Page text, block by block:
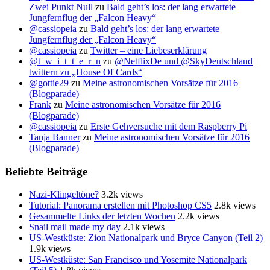
Zwei Punkt Null zu Bald geht’s los: der lang erwartete
Jungfernflug der „Falcon Heavy“
@cassiopeia zu Bald geht’s los: der lang erwartete
Jungfernflug der „Falcon Heavy“
@cassiopeia zu Twitter – eine Liebeserklärung
@t_w_i_t_t_e_r_n zu @NetflixDe und @SkyDeutschland
twittern zu „House Of Cards“
@gottie29 zu Meine astronomischen Vorsätze für 2016
(Blogparade)
Frank zu Meine astronomischen Vorsätze für 2016
(Blogparade)
@cassiopeia zu Erste Gehversuche mit dem Raspberry Pi
Tanja Bannerzu Meine astronomischen Vorsätze für 2016
(Blogparade)
Beliebte Beiträge
Nazi-Klingeltöne? 3.2k views
Tutorial: Panorama erstellen mit Photoshop CS5 2.8k views
Gesammelte Links der letzten Wochen 2.2k views
Snail mail made my day 2.1k views
US-Westküste: Zion Nationalpark und Bryce Canyon (Teil 2)
1.9k views
US-Westküste: San Francisco und Yosemite Nationalpark